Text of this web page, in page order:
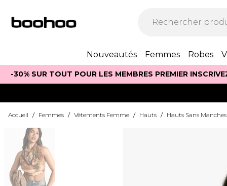
Nouveautés Femmes Robes
-30% SUR TOUT POUR LES MEMBRES PREMIER
Accueil / Femmes / Vêtements Femme / Hauts / Hauts Sans Manches